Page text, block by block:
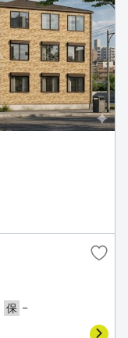
保 －